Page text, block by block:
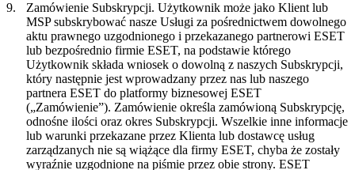
9.
Zamówienie Subskrypcji. Użytkownik może jako Klient lub
MSP subskrybować nasze Usługi za pośrednictwem dowolnego
aktu prawnego uzgodnionego i przekazanego partnerowi ESET
lub bezpośrednio firmie ESET, na podstawie którego
Użytkownik składa wniosek o dowolną z naszych Subskrypcji,
który następnie jest wprowadzany przez nas lub naszego
partnera ESET do platformy biznesowej ESET
(„Zamówienie”). Zamówienie określa zamówioną Subskrypcję,
odnośne ilości oraz okres Subskrypcji. Wszelkie inne informacje
lub warunki przekazane przez Klienta lub dostawcę usług
zarządzanych nie są wiążące dla firmy ESET, chyba że zostały
wyraźnie uzgodnione na piśmie przez obie strony. ESET